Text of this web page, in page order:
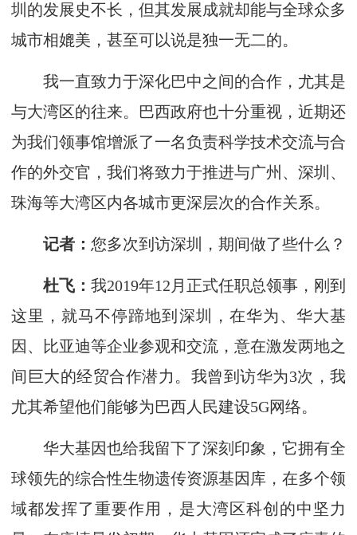
圳的发展史不长，但其发展成就却能与全球众多
城市相媲美，甚至可以说是独一无二的。
我一直致力于深化巴中之间的合作，尤其是
与大湾区的往来。巴西政府也十分重视，近期还
为我们领事馆增派了一名负责科学技术交流与合
作的外交官，我们将致力于推进与广州、深圳、
珠海等大湾区内各城市更深层次的合作关系。
记者： 您多次到访深圳，期间做了些什么？
杜飞： 我2019年12月正式任职总领事，刚到
这里，就马不停蹄地到深圳，在华为、华大基
因、比亚迪等企业参观和交流，意在激发两地之
间巨大的经贸合作潜力。我曾到访华为3次，我
尤其希望他们能够为巴西人民建设5G网络。
华大基因也给我留下了深刻印象，它拥有全
球领先的综合性生物遗传资源基因库，在多个领
域都发挥了重要作用，是大湾区科创的中坚力